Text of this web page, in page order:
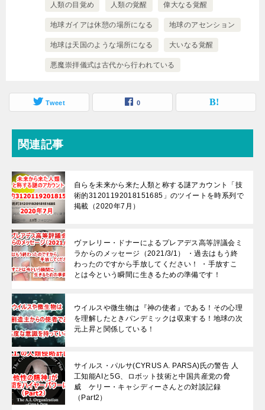
人類の目覚め 人類の覚醒 偉大なる覚醒
地球ガイアは休憩の場所になる 地球のアセンション
地球は天国のような場所になる 大いなる覚醒
悪魔崇拝儀式は古代から行われている
Tweet 0
関連記事
自らを未来から来た人類と称する謎アカウント「技
術的31201192018151685」のツイートを時系列で
掲載（2020年7月）
ヴァレリー・ドナーによるプレアデス高等評議会ミ
ラからのメッセージ（2021/3/1） ・過去はもう終
わったのですから手放してください！ ・手放すこ
とは今という瞬間に生きるための準備です！
ウイルスや微生物は『神の使者』である！その心理
を理解したときパンデミックは収束する！地球の次
元上昇と関係している！
サイルス・パルサ(CYRUS A. PARSA)氏の警告 人
工知能AIと5G、ロボット技術と中国共産党の脅
威 ケリー・キャシディーさんとの対談記録
（Part2）